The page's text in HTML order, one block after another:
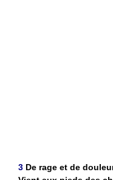
3 De rage et de